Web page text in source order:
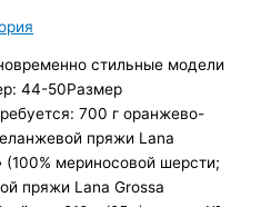
стильные модели
44-50Размер
700 г оранжево-
пряжи Lana
(100% мериносовой шерсти;
пряжи Lana Grossa